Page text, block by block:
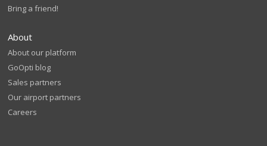
Bring a friend!
About
About our platform
GoOpti blog
Sales partners
Our airport partners
Careers